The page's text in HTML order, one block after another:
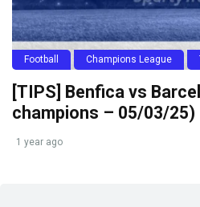
Football Champions League
[TIPS] Benfica vs
champions – 05/03/25)
1 year ago